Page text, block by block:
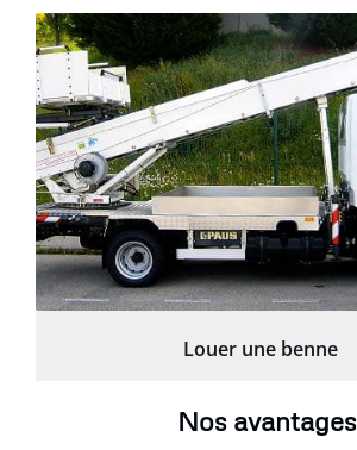
Louer une benne
Nos avantages